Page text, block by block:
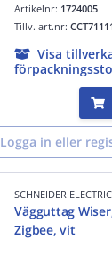
Artikelnr: 1724005
Tillv. art.nr:
Visa
Logga in eller
SCHNEIDER ELECTRIC
Vägguttag
Zigbee, vit